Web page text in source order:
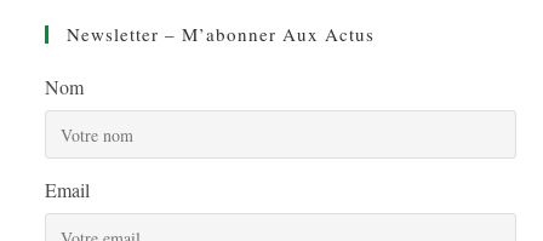
Newsletter – M’abonner Aux Actus
Nom
Email